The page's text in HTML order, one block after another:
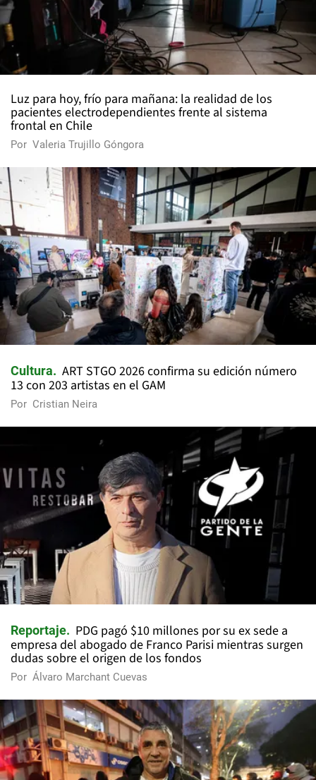
Luz para hoy, frío para mañana: la realidad de los
pacientes electrodependientes frente al sistema
frontal en Chile
Por Valeria Trujillo Góngora
Cultura
ART STGO 2026 confirma su edición número
13 con 203 artistas en el GAM
Por Cristian Neira
Reportaje
PDG pagó $10 millones por su ex sede a
empresa del abogado de Franco Parisi mientras surgen
dudas sobre el origen de los fondos
Por Álvaro Marchant Cuevas